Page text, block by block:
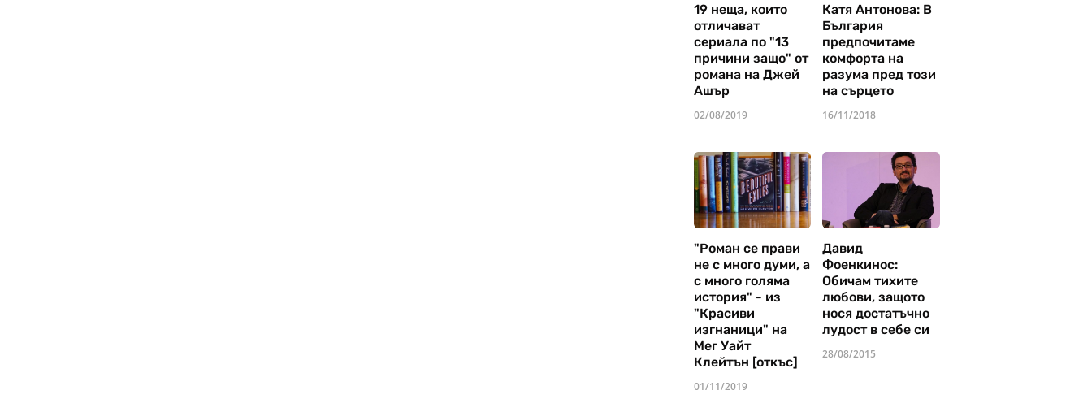
19 неща, които
отличават
сериала по "13
причини защо" от
романа на Джей
Ашър
02/08/2019
Катя Антонова: В
България
предпочитаме
комфорта на
разума пред този
на сърцето
16/11/2018
"Роман се прави
не с много думи, а
с много голяма
история" - из
"Красиви
изгнаници" на
Мег Уайт
Клейтън [откъс]
01/11/2019
Давид
Фоенкинос:
Обичам тихите
любови, защото
нося достатъчно
лудост в себе си
28/08/2015